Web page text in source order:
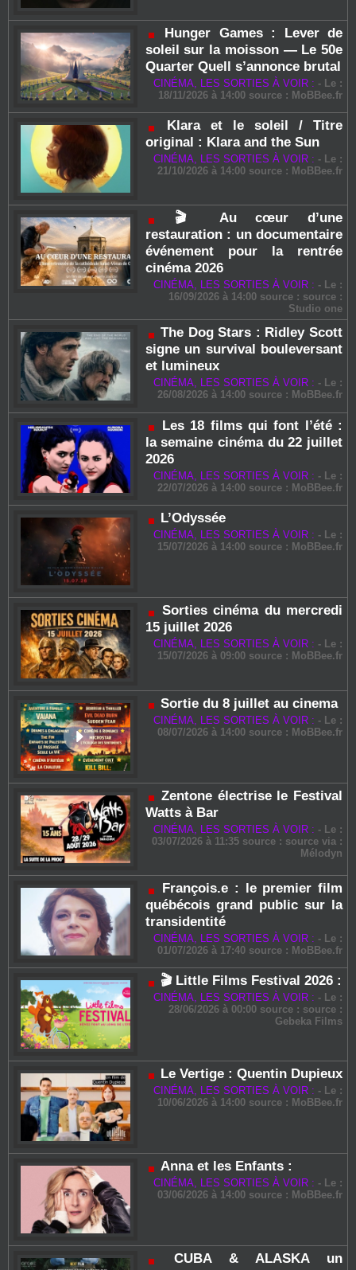
Hunger Games : Lever de
soleil sur la moisson — Le 50e
Quarter Quell s’annonce brutal
CINÉMA, LES SORTIES À VOIR : -
Le :
18/11/2026 à 14:00 source : MoBBee.fr
Klara et le soleil / Titre
original : Klara and the Sun
CINÉMA, LES SORTIES À VOIR : - Le :
21/10/2026 à 14:00 source : MoBBee.fr
🎬 Au cœur d’une
restauration : un documentaire
événement pour la rentrée
cinéma 2026
CINÉMA, LES SORTIES À VOIR : - Le :
16/09/2026 à 14:00 source : source :
Studio one
The Dog Stars : Ridley Scott
signe un survival bouleversant
et lumineux
CINÉMA, LES SORTIES À VOIR : - Le :
26/08/2026 à 14:00 source : MoBBee.fr
Les 18 films qui font l’été :
la semaine cinéma du 22 juillet
2026
CINÉMA, LES SORTIES À VOIR : - Le :
22/07/2026 à 14:00 source : MoBBee.fr
L’Odyssée
CINÉMA, LES SORTIES À VOIR : -
Le :
15/07/2026 à 14:00 source : MoBBee.fr
Sorties cinéma du mercredi
15 juillet 2026
CINÉMA, LES SORTIES À VOIR : - Le :
15/07/2026 à 09:00 source : MoBBee.fr
Sortie du 8 juillet au cinema
CINÉMA, LES SORTIES À VOIR : - Le :
08/07/2026 à 14:00 source : MoBBee.fr
Zentone électrise le Festival
Watts à Bar
CINÉMA, LES SORTIES À VOIR : -
Le :
03/07/2026 à 11:35 source : source via :
Mélodyn
François.e : le premier film
québécois grand public sur la
transidentité
CINÉMA, LES SORTIES À VOIR : - Le :
01/07/2026 à 17:40 source : MoBBee.fr
🎬 Little Films Festival 2026 :
CINÉMA, LES SORTIES À VOIR : - Le :
28/06/2026 à 00:00 source : source :
Gebeka Films
Le Vertige : Quentin Dupieux
CINÉMA, LES SORTIES À VOIR : -
Le :
10/06/2026 à 14:00 source : MoBBee.fr
Anna et les Enfants :
CINÉMA, LES SORTIES À VOIR : - Le :
03/06/2026 à 14:00 source : MoBBee.fr
CUBA & ALASKA un